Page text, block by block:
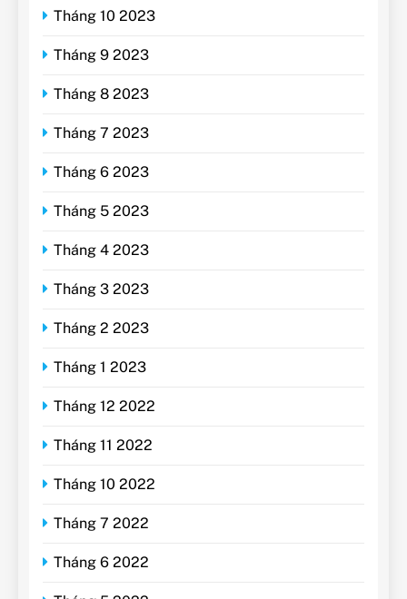
Tháng 10 2023
Tháng 9 2023
Tháng 8 2023
Tháng 7 2023
Tháng 6 2023
Tháng 5 2023
Tháng 4 2023
Tháng 3 2023
Tháng 2 2023
Tháng 1 2023
Tháng 12 2022
Tháng 11 2022
Tháng 10 2022
Tháng 7 2022
Tháng 6 2022